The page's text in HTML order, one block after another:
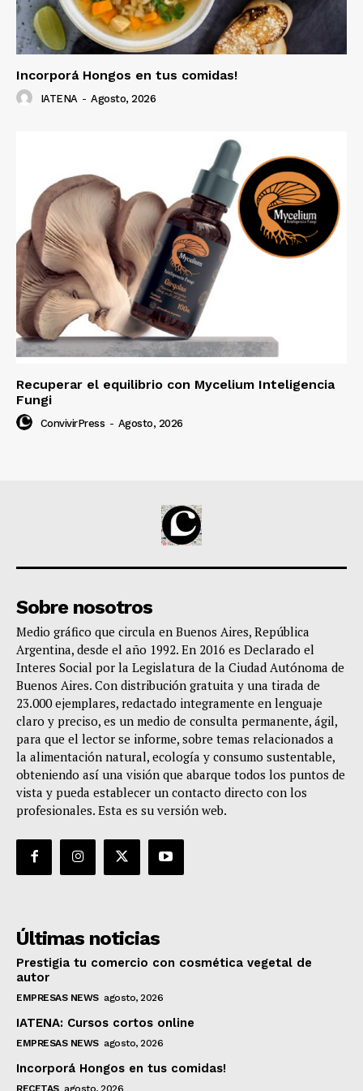
Incorporá Hongos en tus comidas!
IATENA - Agosto, 2026
Recuperar el equilibrio con Mycelium Inteligencia
Fungi
ConvivirPress - Agosto, 2026
Sobre nosotros
Medio gráfico que circula en Buenos Aires, República
Argentina, desde el año 1992. En 2016 es Declarado el
Interes Social por la Legislatura de la Ciudad Autónoma de
Buenos Aires. Con distribución gratuita y una tirada de
23.000 ejemplares, redactado integramente en lenguaje
claro y preciso, es un medio de consulta permanente, ágil,
para que el lector se informe, sobre temas relacionados a
la alimentación natural, ecología y consumo sustentable,
obteniendo así una visión que abarque todos los puntos de
vista y pueda establecer un contacto directo con los
profesionales. Esta es su versión web.
Últimas noticias
Prestigia tu comercio con cosmética vegetal de
autor
EMPRESAS NEWS agosto, 2026
IATENA: Cursos cortos online
EMPRESAS NEWS agosto, 2026
Incorporá Hongos en tus comidas!
RECETAS agosto, 2026